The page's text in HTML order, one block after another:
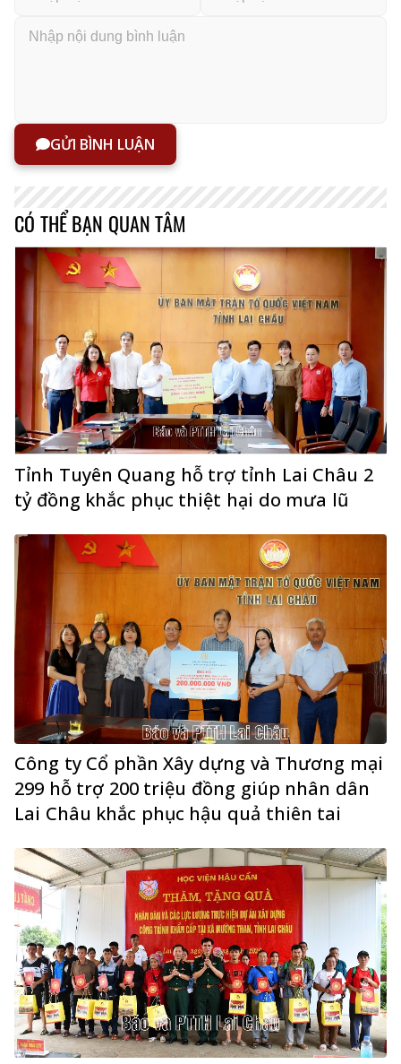
GỬI BÌNH LUẬN
CÓ THỂ BẠN QUAN TÂM
Tỉnh Tuyên Quang hỗ trợ tỉnh Lai Châu 2
tỷ đồng khắc phục thiệt hại do mưa lũ
Công ty Cổ phần Xây dựng và Thương mại
299 hỗ trợ 200 triệu đồng giúp nhân dân
Lai Châu khắc phục hậu quả thiên tai